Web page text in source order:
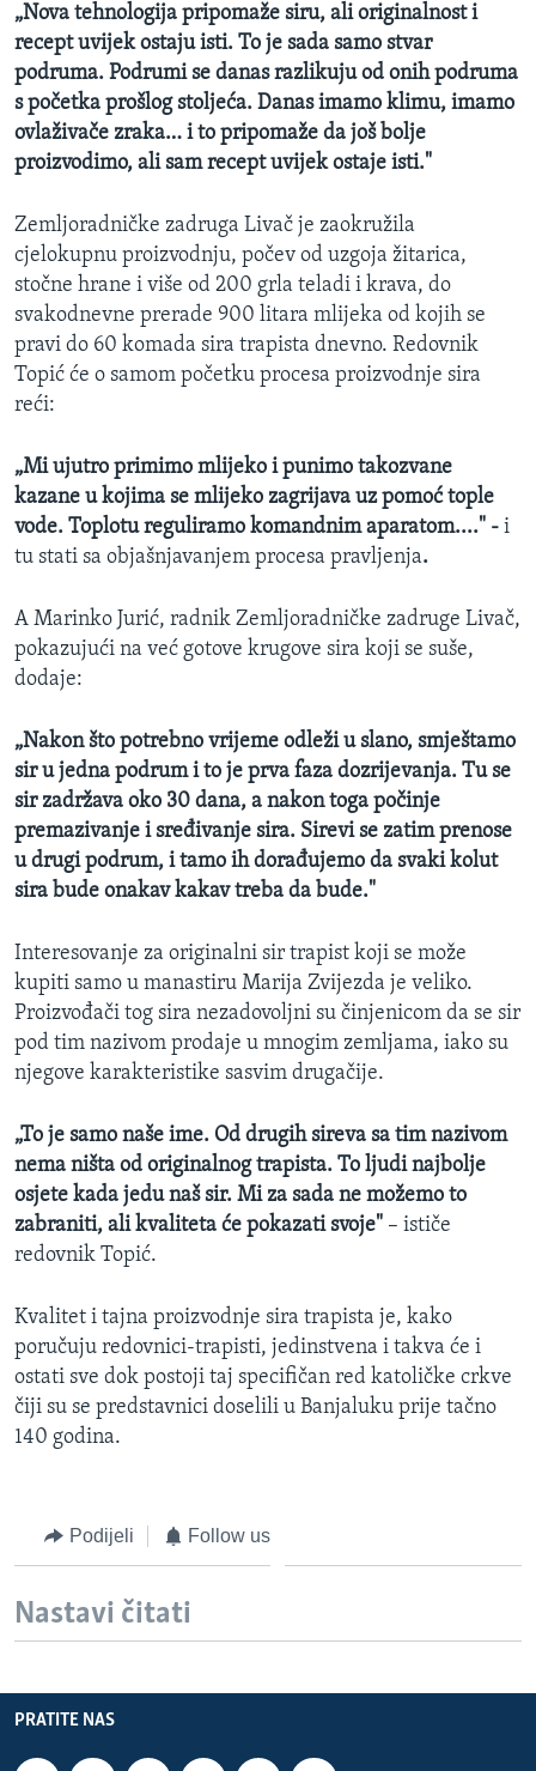
„Nova tehnologija pripomaže siru, ali originalnost i
recept uvijek ostaju isti. To je sada samo stvar
podruma. Podrumi se danas razlikuju od onih podruma
s početka prošlog stoljeća. Danas imamo klimu, imamo
ovlaživače zraka… i to pripomaže da još bolje
proizvodimo, ali sam recept uvijek ostaje isti."
Zemljoradničke zadruga Livač je zaokružila
cjelokupnu proizvodnju, počev od uzgoja žitarica,
stočne hrane i više od 200 grla teladi i krava, do
svakodnevne prerade 900 litara mlijeka od kojih se
pravi do 60 komada sira trapista dnevno. Redovnik
Topić će o samom početku procesa proizvodnje sira
reći:
„Mi ujutro primimo mlijeko i punimo takozvane
kazane u kojima se mlijeko zagrijava uz pomoć tople
vode. Toplotu reguliramo komandnim aparatom...." - i
tu stati sa objašnjavanjem procesa pravljenja.
A Marinko Jurić, radnik Zemljoradničke zadruge Livač,
pokazujući na već gotove krugove sira koji se suše,
dodaje:
„Nakon što potrebno vrijeme odleži u slano, smještamo
sir u jedna podrum i to je prva faza dozrijevanja. Tu se
sir zadržava oko 30 dana, a nakon toga počinje
premazivanje i sređivanje sira. Sirevi se zatim prenose
u drugi podrum, i tamo ih dorađujemo da svaki kolut
sira bude onakav kakav treba da bude."
Interesovanje za originalni sir trapist koji se može
kupiti samo u manastiru Marija Zvijezda je veliko.
Proizvođači tog sira nezadovoljni su činjenicom da se sir
pod tim nazivom prodaje u mnogim zemljama, iako su
njegove karakteristike sasvim drugačije.
„To je samo naše ime. Od drugih sireva sa tim nazivom
nema ništa od originalnog trapista. To ljudi najbolje
osjete kada jedu naš sir. Mi za sada ne možemo to
zabraniti, ali kvaliteta će pokazati svoje" – ističe
redovnik Topić.
Kvalitet i tajna proizvodnje sira trapista je, kako
poručuju redovnici-trapisti, jedinstvena i takva će i
ostati sve dok postoji taj specifičan red katoličke crkve
čiji su se predstavnici doselili u Banjaluku prije tačno
140 godina.
Podijeli Follow us
Nastavi čitati
PRATITE NAS